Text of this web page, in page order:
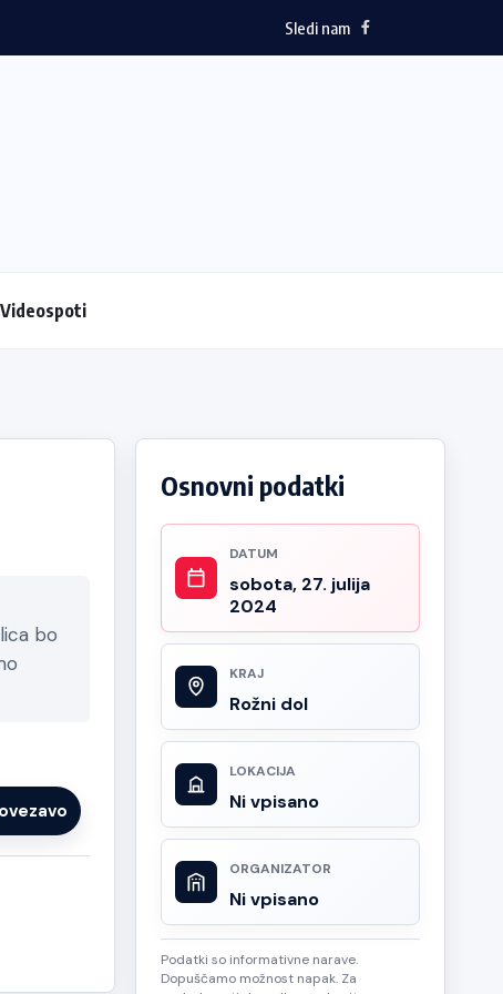
Sledi nam
Videospoti
bo
Osnovni podatki
DATUM
sobota, 27. julija
2024
KRAJ
Rožni dol
LOKACIJA
Ni vpisano
ORGANIZATOR
Ni vpisano
Podatki so informativne narave.
Dopuščamo možnost napak. Za